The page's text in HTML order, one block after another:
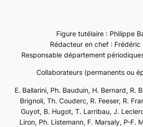
Figure tutélaire : Philippe
Rédacteur en chef : Frédéric
Responsable département
Collaborateurs (permanents ou
E. Ballarini, Ph. Bauduin, H. Bernard, R.
Brignoli, Th. Couderc, R. Feeser, R.
Guyot, B. Hugot, T. Larribau, J.
Liron, Ph. Listemann, F. Marsaly, P-F.